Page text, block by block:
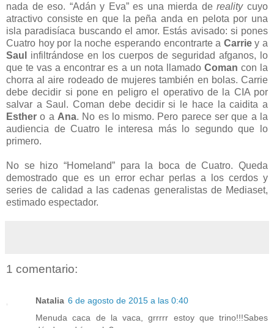
nada de eso. “Adán y Eva” es una mierda derealitycuyo
atractivo consiste en que la peña anda en pelota por una
isla paradisíaca buscando el amor. Estás avisado: si pones
Cuatro hoy por la noche esperando encontrarte a Carriey a
Saul infiltrándose en los cuerpos de seguridad afganos, lo
que te vas a encontrar es a un nota llamado Coman con la
chorra al aire rodeado de mujeres también en bolas. Carrie
debe decidir si pone en peligro el operativo de la CIA por
salvar a Saul. Coman debe decidir si le hace la caidita a
Esthero a Ana. No es lo mismo. Pero parece ser que a la
audiencia de Cuatro le interesa más lo segundo que lo
primero.
No se hizo “Homeland” para la boca de Cuatro. Queda
demostrado que es un error echar perlas a los cerdos y
series de calidad a las cadenas generalistas de Mediaset,
estimado espectador.
1 comentario:
Natalia 6 de agosto de 2015 a las 0:40
Menuda caca de la vaca, grrrrr estoy que trino!!!Sabes